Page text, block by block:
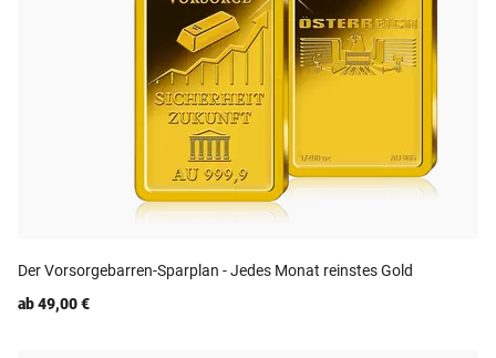
Der Vorsorgebarren-Sparplan - Jedes Monat reinstes Gold
ab 49,00 €